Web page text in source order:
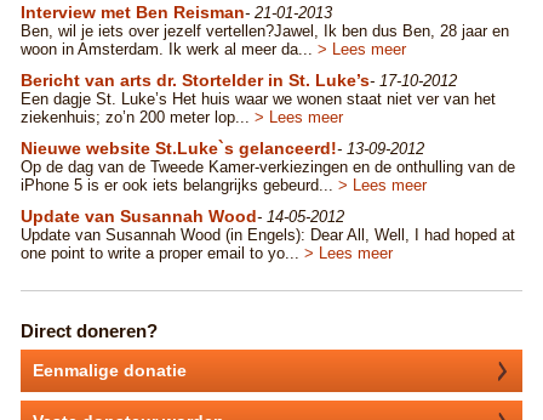
Interview met Ben Reisman- 21-01-2013
Ben, wil je iets over jezelf vertellen?Jawel, Ik ben dus Ben, 28 jaar en
woon in Amsterdam. Ik werk al meer da... > Lees meer
Bericht van arts dr. Stortelder in St. Luke’s- 17-10-2012
Een dagje St. Luke’s Het huis waar we wonen staat niet ver van het
ziekenhuis; zo’n 200 meter lop... > Lees meer
Nieuwe website St.Luke`s gelanceerd!- 13-09-2012
Op de dag van de Tweede Kamer-verkiezingen en de onthulling van de
iPhone 5 is er ook iets belangrijks gebeurd... > Lees meer
Update van Susannah Wood- 14-05-2012
Update van Susannah Wood (in Engels): Dear All, Well, I had hoped at
one point to write a proper email to yo... > Lees meer
Direct doneren?
Eenmalige donatie